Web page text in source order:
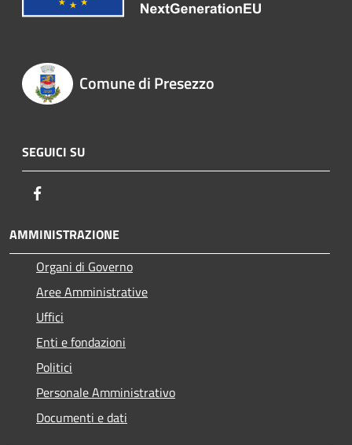
Comune di Presezzo
SEGUICI SU
AMMINISTRAZIONE
Organi di Governo
Aree Amministrative
Uffici
Enti e fondazioni
Politici
Personale Amministrativo
Documenti e dati